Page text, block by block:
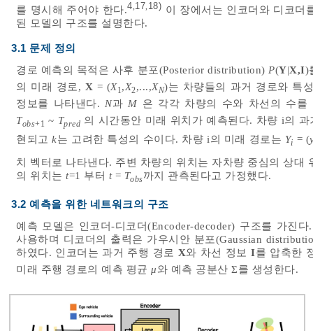
를 명시해 주어야 한다.4,17, 18) 이 장에서는 인코더와 디코더
된 모델의 구조를 설명한다.
3.1 문제 정의
경로 예측의 목적은 사후 분포(Posterior distribution)P(Y|X,I)
의 미래 경로, X = (X1,X2,...,XN)는 차량들의 과거 경로와 특
정보를 나타낸다.N과M 은 각각 차량의 수와 차선의 수
Tobs+1 ~ Tpred 의 시간동안 미래 위치가 예측된다. 차량 i의
현되고k는 고려한 특성의 수이다. 차량 i의 미래 경로는 Yi = (
치 벡터로 나타낸다. 주변 차량의 위치는 자차량 중심의 상대
의 위치는 t=1 부터 t= Tobs까지 관측된다고 가정했다.
3.2 예측을 위한 네트워크의 구조
예측 모델은 인코더-디코더(Encoder-decoder) 구조를 가진
사용하며 디코더의 출력은 가우시안 분포(Gaussian
하였다. 인코더는 과거 주행 경로 X와 차선 정보I를 압축한
미래 주행 경로의 예측 평균 μ와 예측 공분산 Σ를 생성한다.